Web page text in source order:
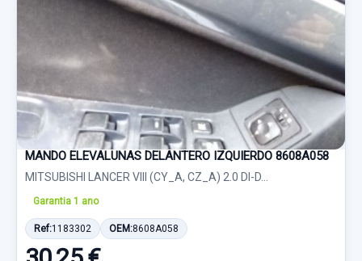
MANDO ELEVALUNAS DELANTERO IZQUIERDO 8608A058
MITSUBISHI LANCER VIII (CY_A, CZ_A) 2.0 DI-D...
Garantia 1 ano
Ref:1183302 OEM:8608A058